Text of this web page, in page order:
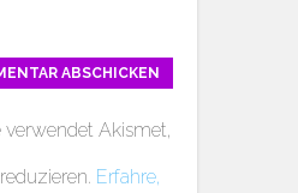
verwendet Akismet,
Erfahre,